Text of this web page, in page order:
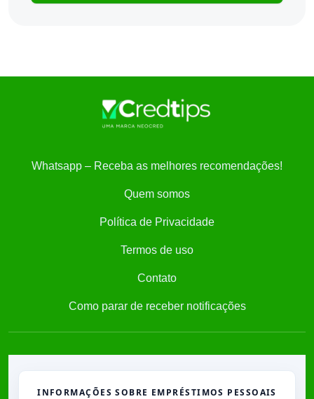
Whatsapp – Receba as melhores recomendações!
Quem somos
Política de Privacidade
Termos de uso
Contato
Como parar de receber notificações
INFORMAÇÕES SOBRE EMPRÉSTIMOS PESSOAIS